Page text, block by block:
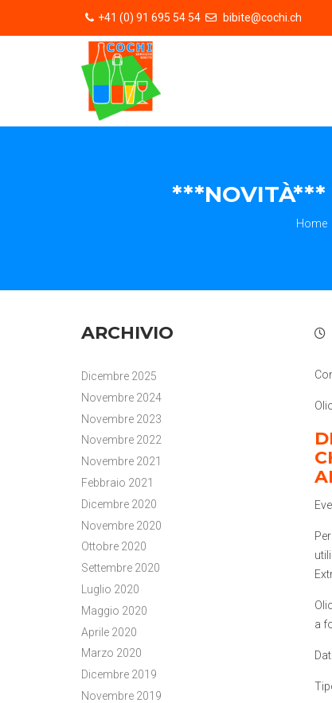
+41 (0) 91 695 54 54 bibite@cochi.ch
***NOVITÀ***
Home
a
ARCHIVIO
Dicembre 2025
Novembre 2024
Novembre 2023
Novembre 2022
Novembre 2021
Febbraio 2021
Dicembre 2020
Novembre 2020
Ottobre 2020
Settembre 2020
Luglio 2020
Maggio 2020
Aprile 2020
Marzo 2020
Dicembre 2019
Novembre 2019